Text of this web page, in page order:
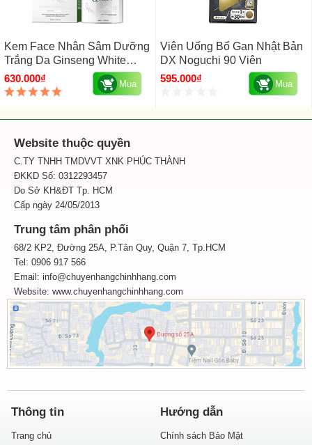
Kem Face Nhân Sâm Dưỡng
Trắng Da Ginseng White
Cream MQSkin 30g Hàn
Quốc
630.000₫ Mua
Viên Uống Bổ Gan Nhật Bản
DX Noguchi 90 Viên
595.000₫
Mua
Website thuộc quyền
C.TY TNHH TMDVVT XNK PHÚC THÀNH
ĐKKD Số: 0312293457
Do Sở KH&ĐT Tp. HCM
Cấp ngày 24/05/2013
Trung tâm phân phối
68/2 KP2, Đường 25A, P.Tân Quy, Quận 7, Tp.HCM
Tel: 0906 917 566
Email: info@chuyenhangchinhhang.com
Website: www.chuyenhangchinhhang.com
Thông tin
Trang chủ
Hướng dẫn
Chính sách Bảo Mật